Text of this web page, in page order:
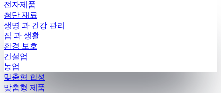
전자제품
첨단 재료
생명 과 건강 관리
집 과 생활
환경 보호
건설업
농업
맞춤형 합성
맞춤형 제품